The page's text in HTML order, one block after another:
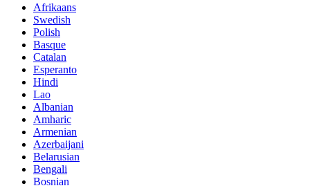
Afrikaans
Swedish
Polish
Basque
Catalan
Esperanto
Hindi
Lao
Albanian
Amharic
Armenian
Azerbaijani
Belarusian
Bengali
Bosnian